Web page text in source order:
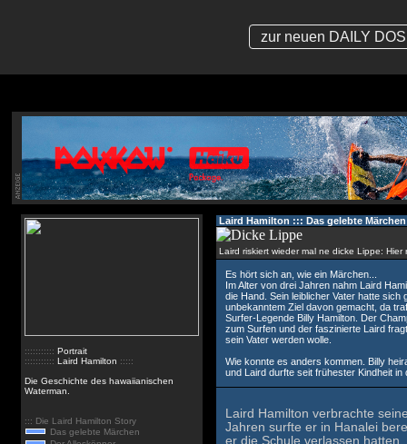
zur neuen DAILY
::::::::::: Portrait
::::::::::: Laird Hamilton :::::
Die Geschichte des hawaiianischen
Waterman.
::: Die Laird Hamilton Story
Das gelebte Märchen
Laird Hamilton ::: Das gelebte Märchen
Laird riskiert wieder mal ne dicke Lippe: Hier
Es hört sich an, wie ein Märchen...
Im Alter von drei Jahren nahm Laird
die Hand. Sein leiblicher Vater hatte sich
unbekanntem Ziel davon gemacht, da
Surfer-Legende Billy Hamilton. Der
zum Surfen und der faszinierte Laird
sein Vater werden wolle.
Wie konnte es anders kommen. Billy
und Laird durfte seit frühester Kindheit in
Laird Hamilton verbrachte
Jahren surfte er in Hanalei
er die Schule verlassen